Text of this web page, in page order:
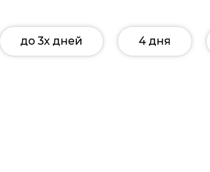
до 3х дней 4 дня